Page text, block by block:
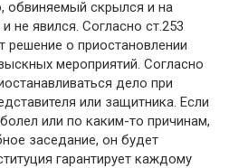
обвиняемый скрылся и на
не явился. Согласно ст.253
о приостановлении
мероприятий. Согласно
дело при
или защитника. Если
или по каким-то причинам,
заседание, он будет
гарантирует каждому